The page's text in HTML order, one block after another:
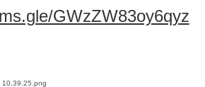
GWzZW83oy6qyz